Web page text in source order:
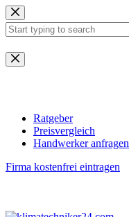
Zum
Inhalt
springen
Keine
Ergebnisse
Ratgeber
Preisvergleich
Handwerker anfragen
Firma kostenfrei eintragen